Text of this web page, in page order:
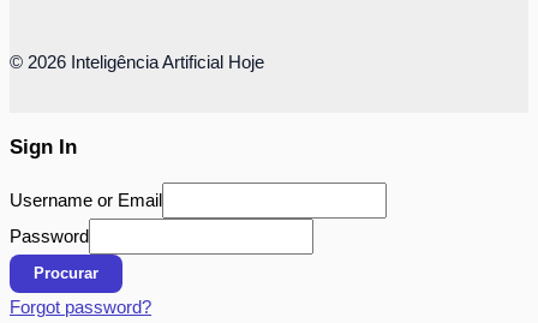
© 2026 Inteligência Artificial Hoje
Sign In
Username or Email
Password
Procurar
Forgot password?